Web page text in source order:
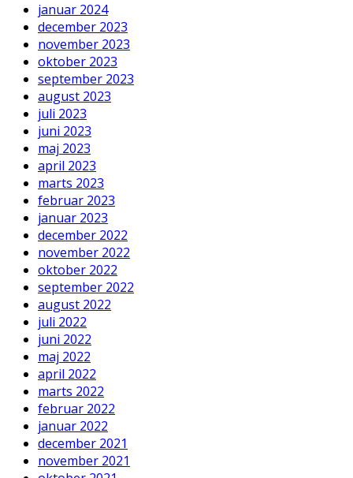
januar 2024
december 2023
november 2023
oktober 2023
september 2023
august 2023
juli 2023
juni 2023
maj 2023
april 2023
marts 2023
februar 2023
januar 2023
december 2022
november 2022
oktober 2022
september 2022
august 2022
juli 2022
juni 2022
maj 2022
april 2022
marts 2022
februar 2022
januar 2022
december 2021
november 2021